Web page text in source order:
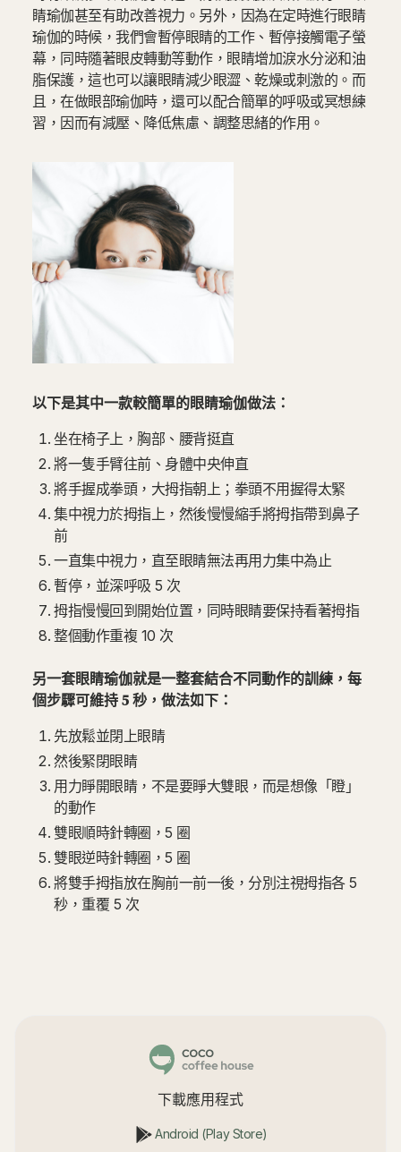
睛瑜伽甚至有助改善視力。另外，因為在定時進行眼睛
瑜伽的時候，我們會暫停眼睛的工作、暫停接觸電子螢
幕，同時隨著眼皮轉動等動作，眼睛增加淚水分泌和油
脂保護，這也可以讓眼睛減少眼澀、乾燥或刺激的。而
且，在做眼部瑜伽時，還可以配合簡單的呼吸或冥想練
習，因而有減壓、降低焦慮、調整思緒的作用。
以下是其中一款較簡單的眼睛瑜伽做法：
坐在椅子上，胸部、腰背挺直
將一隻手臂往前、身體中央伸直
將手握成拳頭，大拇指朝上；拳頭不用握得太緊
集中視力於拇指上，然後慢慢縮手將拇指帶到鼻子
前
一直集中視力，直至眼睛無法再用力集中為止
暫停，並深呼吸 5 次
拇指慢慢回到開始位置，同時眼睛要保持看著拇指
整個動作重複 10 次
另一套眼睛瑜伽就是一整套結合不同動作的訓練，每
個步驟可維持 5 秒，做法如下：
先放鬆並閉上眼睛
然後緊閉眼睛
用力睜開眼睛，不是要睜大雙眼，而是想像「瞪」
的動作
雙眼順時針轉圈，5 圈
雙眼逆時針轉圈，5 圈
將雙手拇指放在胸前一前一後，分別注視拇指各 5
秒，重覆 5 次
下載應用程式
Android (Play Store)